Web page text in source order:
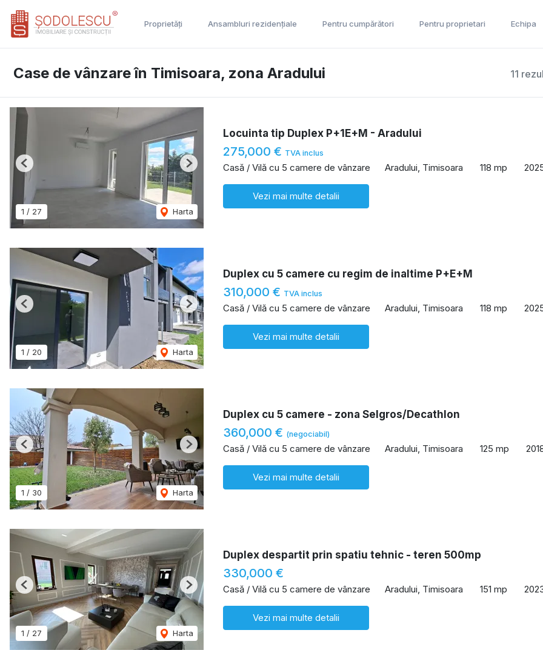
Proprietăți Ansambluri rezidențiale Pentru cumpărători Pentru proprietari Echipa
11
Case de vânzare în Timisoara, zona Aradului
1 / 27 Harta
Previous Next
Locuinta tip Duplex P+1E+M - Aradului
275,000 € TVA inclus
Casă / Vilă cu 5 camere de vânzare Aradului, Timisoara 118 mp
Vezi mai multe detalii
1 / 20 Harta
Previous Next
Duplex cu 5 camere cu regim de inaltime P+E+M
310,000 € TVA inclus
Casă / Vilă cu 5 camere de vânzare Aradului, Timisoara 118 mp
Vezi mai multe detalii
1 / 30 Harta
Previous Next
Duplex cu 5 camere - zona Selgros/Decathlon
360,000 € (negociabil)
Casă / Vilă cu 5 camere de vânzare Aradului, Timisoara 125 mp
Vezi mai multe detalii
1 / 27 Harta
Previous Next
Duplex despartit prin spatiu tehnic - teren 500mp
330,000 €
Casă / Vilă cu 5 camere de vânzare Aradului, Timisoara 151 mp
Vezi mai multe detalii